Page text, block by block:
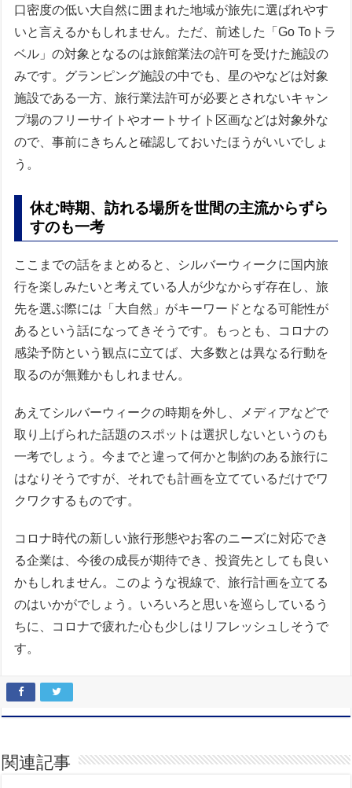
口密度の低い大自然に囲まれた地域が旅先に選ばれやす
いと言えるかもしれません。ただ、前述した「Go Toトラ
ベル」の対象となるのは旅館業法の許可を受けた施設の
みです。グランピング施設の中でも、星のやなどは対象
施設である一方、旅行業法許可が必要とされないキャン
プ場のフリーサイトやオートサイト区画などは対象外な
ので、事前にきちんと確認しておいたほうがいいでしょ
う。
休む時期、訪れる場所を世間の主流からずら
すのも一考
ここまでの話をまとめると、シルバーウィークに国内旅
行を楽しみたいと考えている人が少なからず存在し、旅
先を選ぶ際には「大自然」がキーワードとなる可能性が
あるという話になってきそうです。もっとも、コロナの
感染予防という観点に立てば、大多数とは異なる行動を
取るのが無難かもしれません。
あえてシルバーウィークの時期を外し、メディアなどで
取り上げられた話題のスポットは選択しないというのも
一考でしょう。今までと違って何かと制約のある旅行に
はなりそうですが、それでも計画を立てているだけでワ
クワクするものです。
コロナ時代の新しい旅行形態やお客のニーズに対応でき
る企業は、今後の成長が期待でき、投資先としても良い
かもしれません。このような視線で、旅行計画を立てる
のはいかがでしょう。いろいろと思いを巡らしているう
ちに、コロナで疲れた心も少しはリフレッシュしそうで
す。
関連記事